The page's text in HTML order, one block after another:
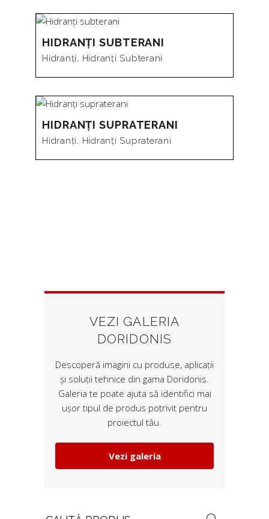
HIDRANȚI SUBTERANI
Hidranți, Hidranți Subterani
HIDRANȚI SUPRATERANI
Hidranți, Hidranți Supraterani
VEZI GALERIA
DORIDONIS
Descoperă imagini cu produse, aplicații
și soluții tehnice din gama Doridonis.
Galeria te poate ajuta să identifici mai
ușor tipul de produs potrivit pentru
proiectul tău.
Vezi galeria